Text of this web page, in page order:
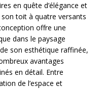
en quête d’élégance et
toit à quatre versants
offre une
dans le paysage
son esthétique raffinée,
avantages
en détail. Entre
de l’espace et